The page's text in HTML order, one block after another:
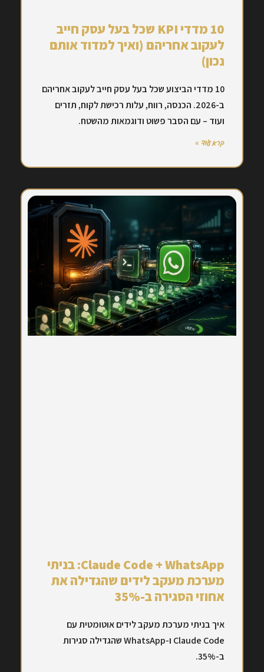
10 מדדי KPI שכל בעל עסק חייב
לעקוב אחריהם (ואיך למדוד אותם
נכון)
10 מדדי הביצוע שכל בעל עסק חייב לעקוב אחריהם
ב-2026. הכנסה, רווח, עלות רכישת לקוח, תזרים
ועוד – עם הסבר פשוט ודוגמאות מהשטח.
קרא עוד »
Claude Code + WhatsApp: בניתי
מערכת מעקב לידים שהגדילה את
אחוזי הסגירה ב-35%
איך בניתי מערכת מעקב לידים אוטומטית עם
Claude Code ו-WhatsApp שהגדילה סגירות
ב-35%.